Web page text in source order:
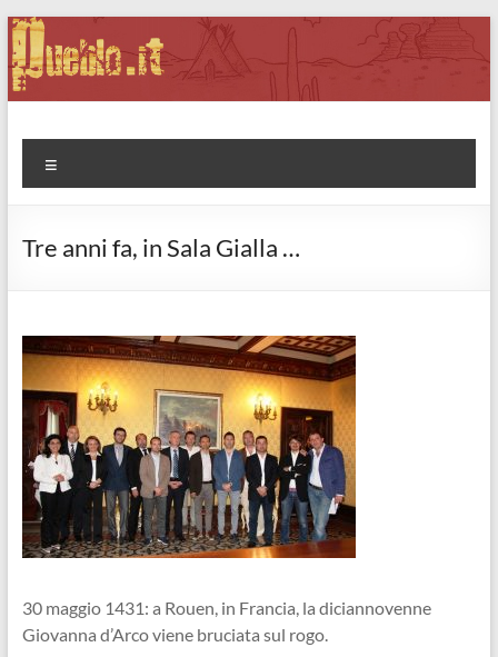
Salta
al
contenuto
Pueblo.it
Fabio Forte, ovvero: il richiamo della Foresta
Tre anni fa, in Sala Gialla …
30 maggio 1431: a Rouen, in Francia, la diciannovenne
Giovanna d’Arco viene bruciata sul rogo.